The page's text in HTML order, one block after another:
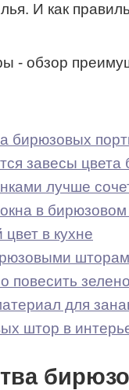
И как
бирюзовых
завесы цвета
лучше
в бирюзовом
в кухне
повесить
для
штор в